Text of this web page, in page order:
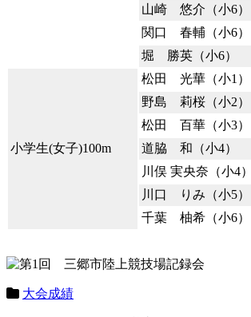
山崎 悠介（小6）
関口 春輔（小6）
堀 勝英（小6）
小学生(女子)100m
松田 光華（小1）
野島 莉桜（小2）
松田 百華（小3）
道脇 和（小4）
川俣 実央奈（小4）
川口 りみ（小5）
千葉 柚希（小6）
大会成績